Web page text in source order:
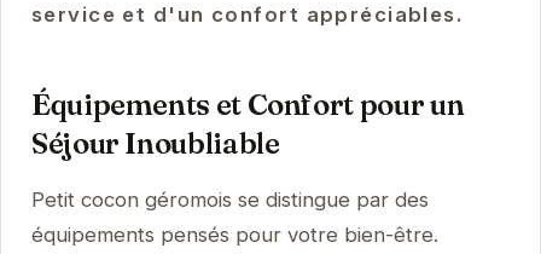
service et d'un confort appréciables.
Équipements et Confort pour un
Séjour Inoubliable
Petit cocon géromois se distingue par des
équipements pensés pour votre bien-être.